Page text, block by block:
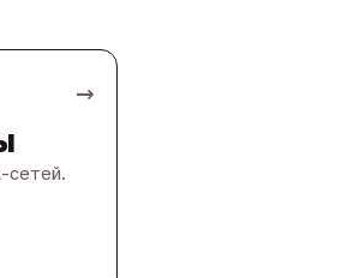
→
сетей.